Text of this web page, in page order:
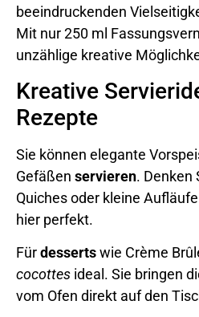
beeindruckenden
Mit nur 250 ml
unzählige kreative
Kreative
Rezepte
Sie können elegante
Gefäßen servieren. Denken
Quiches oder kleine
hier perfekt.
Fürdessertswie Crème
cocottes ideal. Sie bringen
vom Ofen direkt auf den